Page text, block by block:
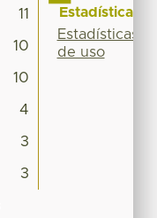
11
10
10
4
3
3
Estadísticas
Estadísticas
de uso